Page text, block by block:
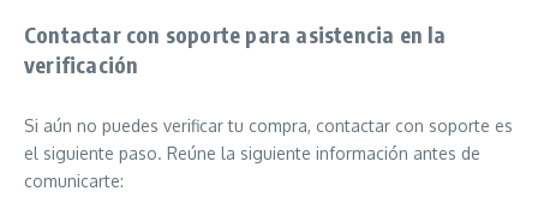
Contactar con soporte para asistencia en la
verificación
Si aún no puedes verificar tu compra, contactar con soporte es
el siguiente paso. Reúne la siguiente información antes de
comunicarte: